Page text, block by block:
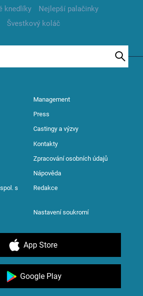
knedlíky
Nejlepší palačinky
Švestkový koláč
Management
Press
Castingy a výzvy
Kontakty
Zpracování osobních údajů
Nápověda
s
Redakce
Nastavení soukromí
App Store
Google Play